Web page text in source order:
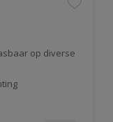
op diverse